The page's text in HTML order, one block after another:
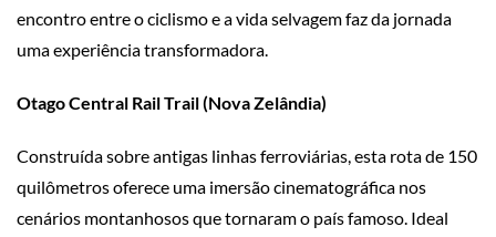
encontro entre o ciclismo e a vida selvagem faz da jornada
uma experiência transformadora.
Otago Central Rail Trail (Nova Zelândia)
Construída sobre antigas linhas ferroviárias, esta rota de 150
quilômetros oferece uma imersão cinematográfica nos
cenários montanhosos que tornaram o país famoso. Ideal